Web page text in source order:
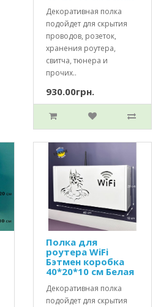
Декоративная полка
подойдет для скрытия
проводов, розеток,
хранения роутера,
свитча, тюнера и
прочих..
930.00грн.
Полка для
роутера WiFi
Бэтмен коробка
40*20*10 см Белая
Декоративная полка
подойдет для скрытия